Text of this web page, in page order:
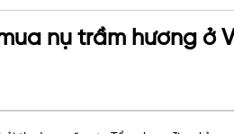
nụ trầm hương ở